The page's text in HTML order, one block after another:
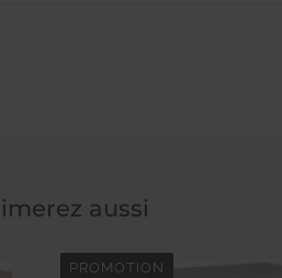
aussi
PROMOTION